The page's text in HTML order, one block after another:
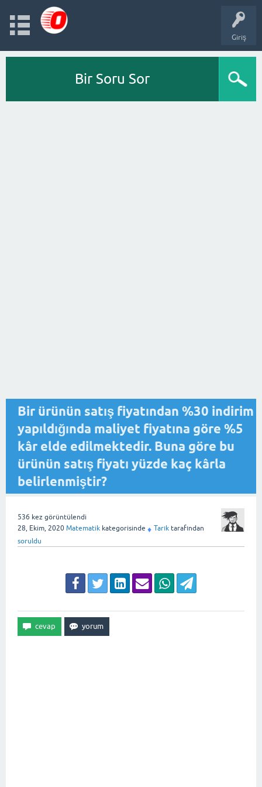
Giriş
Bir Soru Sor
Bir ürünün satış fiyatından %30 indirim
yapıldığında maliyet fiyatına göre %5
kâr elde edilmektedir. Buna göre bu
ürünün satış fiyatı yüzde kaç kârla
belirlenmiştir?
536 kez görüntülendi
28, Ekim, 2020 Matematik kategorisinde ♦ Tarık tarafından
soruldu